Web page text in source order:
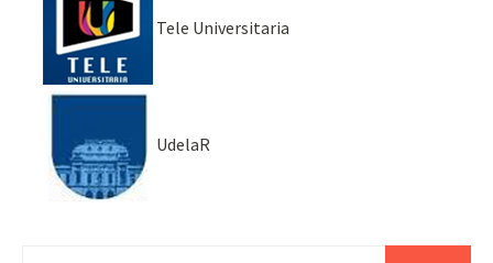
Tele Universitaria
UdelaR